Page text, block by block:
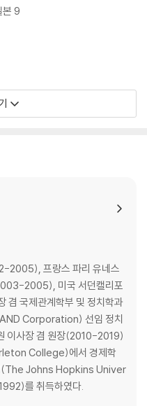
본 9
146
1512005), 프랑스 파리 유네스
2005), 미국 서던캘리포
겸 국제관계학부 및 정치학과
Corporation) 선임 정치
이사장 겸 원장(2010-2019)
College)에서 경제학
(The Johns Hopkins Univer
를 취득하였다.